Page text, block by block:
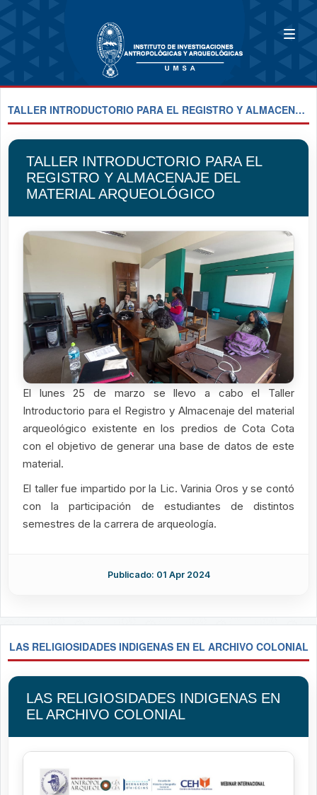
TALLER INTRODUCTORIO PARA EL REGISTRO Y ALMACENAJE DEL MATERIAL ARQUEOLÓGICO
TALLER INTRODUCTORIO PARA EL
REGISTRO Y ALMACENAJE DEL
MATERIAL ARQUEOLÓGICO
El lunes 25 de marzo se llevo a cabo el Taller
Introductorio para el Registro y Almacenaje del material
arqueológico existente en los predios de Cota Cota
con el objetivo de generar una base de datos de este
material.
El taller fue impartido por la Lic. Varinia Oros y se contó
con la participación de estudiantes de distintos
semestres de la carrera de arqueología.
Publicado: 01 Apr 2024
LAS RELIGIOSIDADES INDIGENAS EN EL ARCHIVO COLONIAL
LAS RELIGIOSIDADES INDIGENAS EN
EL ARCHIVO COLONIAL